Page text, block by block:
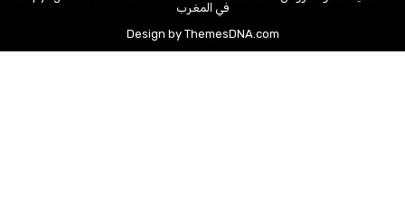
في المغرب
Design by ThemesDNA.com